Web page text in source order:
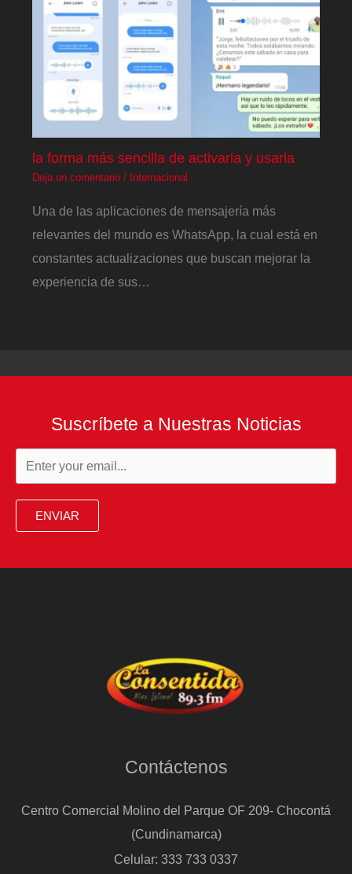
la forma más sencilla de activarla y usarla
Deja un comentario / Internacional
Una de las aplicaciones de mensajería más
relevantes del mundo es WhatsApp, la cual está en
constantes actualizaciones que buscan mejorar la
experiencia de sus…
Suscríbete a Nuestras Noticias
ENVIAR
Contáctenos
Centro Comercial Molino del Parque OF 209- Chocontá
(Cundinamarca)
Celular: 333 733 0337